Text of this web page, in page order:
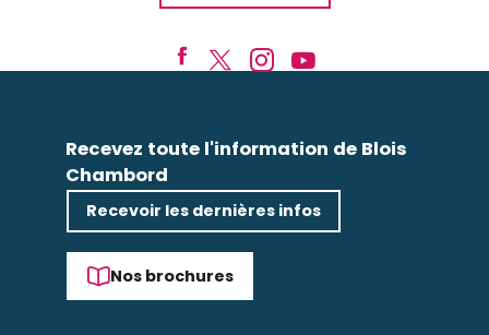
Recevez toute l'information de Blois
Chambord
Recevoir les dernières infos
Nos brochures